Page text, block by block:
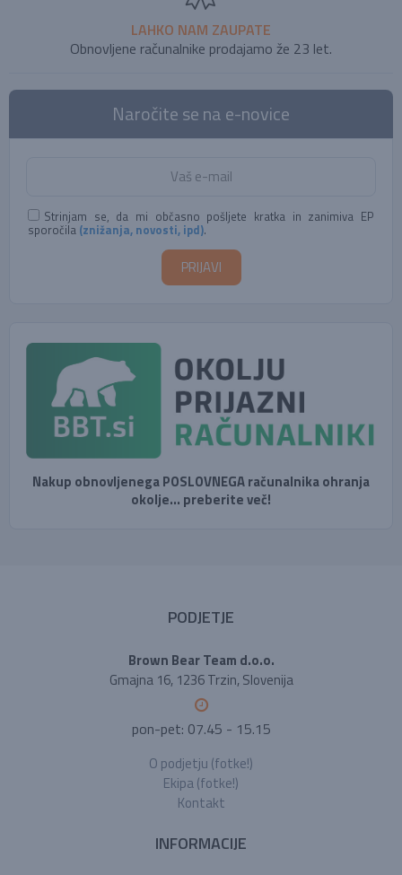
LAHKO NAM ZAUPATE
Obnovljene računalnike prodajamo že 23 let.
Naročite se na e-novice
Strinjam se, da mi občasno pošljete kratka in zanimiva EP
sporočila (znižanja, novosti, ipd).
Nakup obnovljenega POSLOVNEGA računalnika ohranja
okolje... preberite več!
PODJETJE
Brown Bear Team d.o.o.
Gmajna 16, 1236 Trzin, Slovenija
pon-pet: 07.45 - 15.15
O podjetju (fotke!)
Ekipa (fotke!)
Kontakt
INFORMACIJE